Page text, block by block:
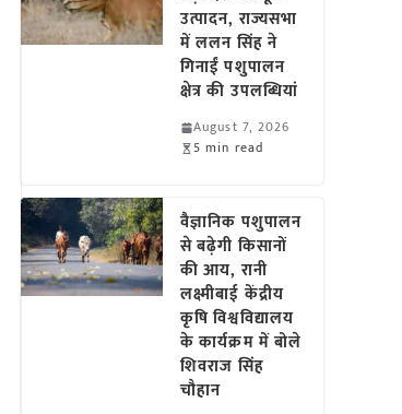
उत्पादन, राज्यसभा
में ललन सिंह ने
गिनाईं पशुपालन
क्षेत्र की उपलब्धियां
August 7, 2026
5 min read
वैज्ञानिक पशुपालन
से बढ़ेगी किसानों
की आय, रानी
लक्ष्मीबाई केंद्रीय
कृषि विश्वविद्यालय
के कार्यक्रम में बोले
शिवराज सिंह
चौहान